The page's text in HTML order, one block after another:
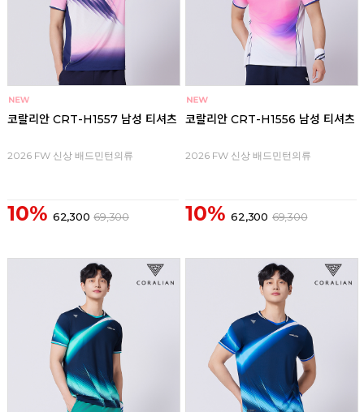
코랄리안 CRT-H1557 남성 티셔츠
2026 FW 신상 배드민턴의류
10% 62,300 69,300
코랄리안 CRT-H1556 남성 티셔츠
2026 FW 신상 배드민턴의류
10% 62,300 69,300